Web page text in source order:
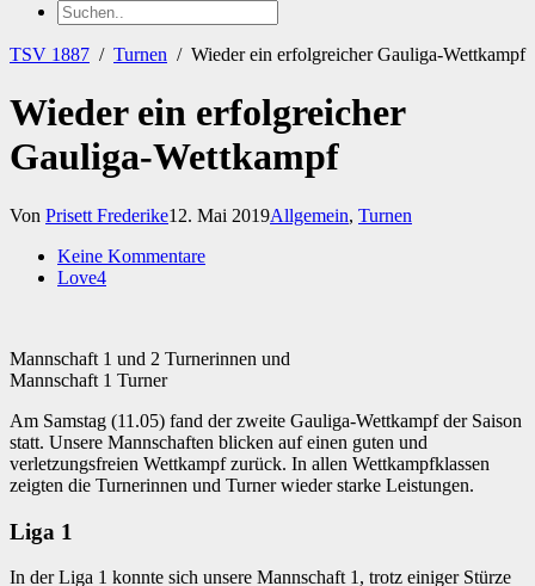
TSV 1887 / Turnen / Wieder ein erfolgreicher Gauliga-Wettkampf
Wieder ein erfolgreicher
Gauliga-Wettkampf
Von Prisett Frederike12. Mai 2019Allgemein, Turnen
Keine Kommentare
Love4
Mannschaft 1 und 2 Turnerinnen und
Mannschaft 1 Turner
Am Samstag (11.05) fand der zweite Gauliga-Wettkampf der Saison
statt. Unsere Mannschaften blicken auf einen guten und
verletzungsfreien Wettkampf zurück. In allen Wettkampfklassen
zeigten die Turnerinnen und Turner wieder starke Leistungen.
Liga 1
In der Liga 1 konnte sich unsere Mannschaft 1, trotz einiger Stürze